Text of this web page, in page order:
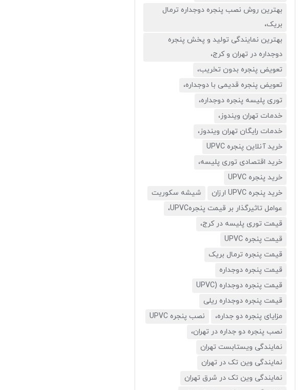
بهترین روش نصب پنجره دوجداره ترمال
بریک،
بهترین نمایندگی تولید و پخش پنجره
دوجداره در تهران و کرج،
تعویض پنجره بدون تخریب،
تعویض پنجره قدیمی با دوجداره،
توری پلیسه پنجره دوجداره،
خدمات تهران ویندوز،
خدمات رایگان تهران ویندوز،
خرید آنلاین پنجره UPVC
خرید اقتصادی توری پلیسه،
خرید پنجره UPVC
خرید پنجره UPVC ارزان
شیشه سکوریت
عوامل تاثیرگذار بر قیمت پنجرهUPVC،
قیمت توری پلیسه در کرج،
قیمت پنجره UPVC
قیمت پنجره ترمال بریک
قیمت پنجره دوجداره
قیمت پنجره دوجداره (UPVC
قیمت پنجره دوجداره ریلی
مزایای پنجره دو جداره،
نصب پنجره UPVC
نصب پنجره دو جداره در تهران،
نمایندگی ویستابست تهران
نمایندگی وین تک در تهران
نمایندگی وین تک در شرق تهران